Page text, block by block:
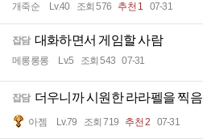
개죽순 Lv.40 조회 576 추천 1 07-31
잡담 대화하면서 게임할 사람
메롱롱롱 Lv.5 조회 543 07-31
잡담 더우니까 시원한 라라펠을 찍음
아젬 Lv.79 조회 719 추천 2 07-31